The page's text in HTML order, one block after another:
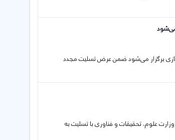
آموزش عالی تا پایان سال جاری (۱۴۰۴) به صورت مجازی برگزار می‌شود ضمن عرض تسلیت مجدد
علوم، تحقیقات و فناوری با تسلیت به